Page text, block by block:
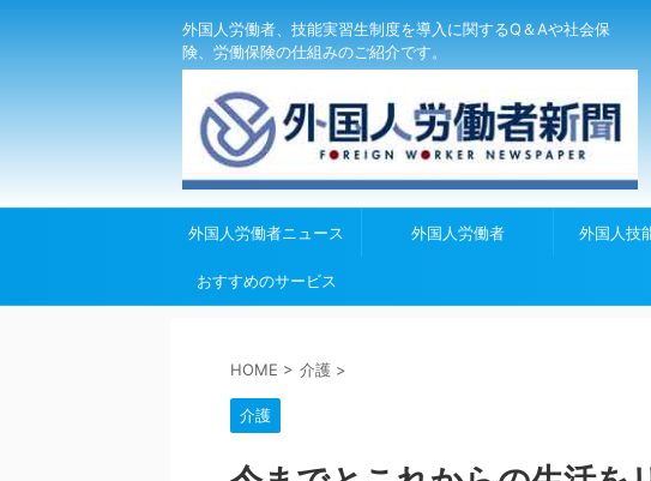
外国人労働者、技能実習生制度を導入に関するQ＆Aや社会保
険、労働保険の仕組みのご紹介です。
外国人労働者ニュース 外国人労働者 外国人技
おすすめのサービス
HOME > 介護 >
介護